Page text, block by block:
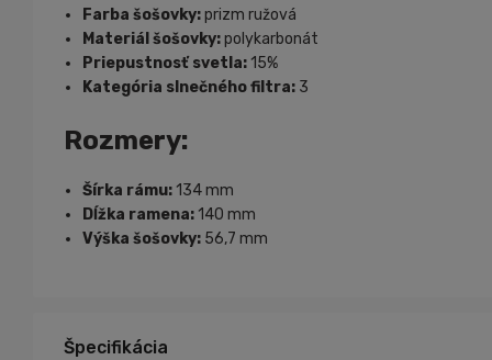
Farba šošovky:prizm ružová
Materiál šošovky:polykarbonát
Priepustnosť svetla: 15%
Kategória slnečného filtra: 3
Rozmery:
Šírka rámu: 134 mm
Dĺžka ramena: 140 mm
Výška šošovky: 56,7 mm
Špecifikácia